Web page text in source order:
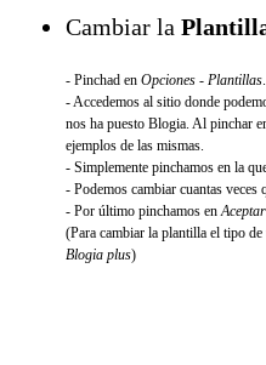
Cambiar la
- Pinchad en Opciones - Plantillas.
- Accedemos al sitio donde
nos ha puesto Blogia. Al pinchar
ejemplos de las mismas.
- Simplemente pinchamos en la
- Podemos cambiar cuantas veces
- Por último pinchamos enAceptar
(Para cambiar la plantilla el tipo
Blogia plus)